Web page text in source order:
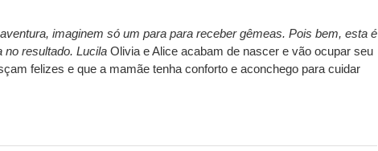
imaginem só um para para receber gêmeas. Pois bem, esta é
no resultado. Lucila Olivia e Alice acabam de nascer e vão ocupar seu
felizes e que a mamãe tenha conforto e aconchego para cuidar